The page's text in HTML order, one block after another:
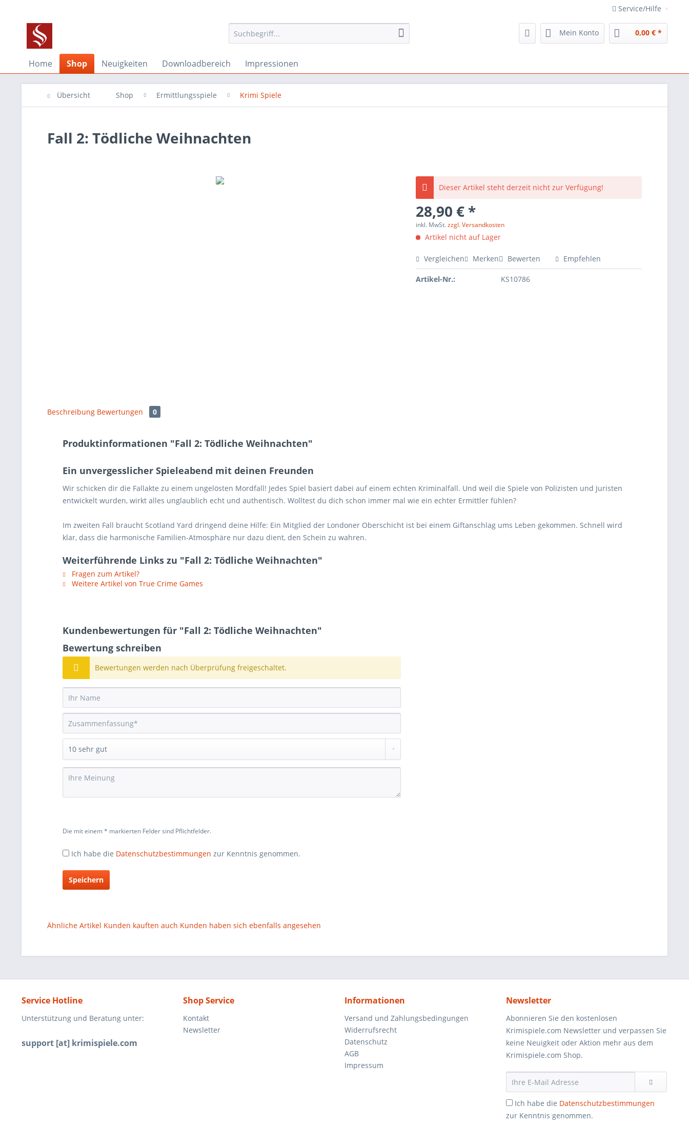
Service/Hilfe
Mein Konto 0,00 € *
Home Shop Neuigkeiten Downloadbereich Impressionen
Übersicht Shop Ermittlungsspiele Krimi Spiele
Fall 2: Tödliche Weihnachten
Dieser Artikel steht derzeit nicht zur Verfügung!
28,90 € *
inkl. MwSt.zzgl. Versandkosten
Artikel nicht auf Lager
Vergleichen Merken Bewerten Empfehlen
Artikel-Nr.: KS10786
Beschreibung Bewertungen 0
Produktinformationen "Fall 2: Tödliche Weihnachten"
Ein unvergesslicher Spieleabend mit deinen Freunden
Wir schicken dir die Fallakte zu einem ungelösten Mordfall! Jedes Spiel basiert dabei auf einem echten Kriminalfall. Und weil die Spiele von Polizisten und Juristen
entwickelt wurden, wirkt alles unglaublich echt und authentisch. Wolltest du dich schon immer mal wie ein echter Ermittler fühlen?
Im zweiten Fall braucht Scotland Yard dringend deine Hilfe: Ein Mitglied der Londoner Oberschicht ist bei einem Giftanschlag ums Leben gekommen. Schnell wird
klar, dass die harmonische Familien-Atmosphäre nur dazu dient, den Schein zu wahren.
Weiterführende Links zu "Fall 2: Tödliche Weihnachten"
Fragen zum Artikel?
Weitere Artikel von True Crime Games
Kundenbewertungen für "Fall 2: Tödliche Weihnachten"
Bewertung schreiben
Bewertungen werden nach Überprüfung freigeschaltet.
Die mit einem * markierten Felder sind Pflichtfelder.
Ich habe die Datenschutzbestimmungen zur Kenntnis genommen.
Speichern
Ähnliche Artikel Kunden kauften auch Kunden haben sich ebenfalls angesehen
Service Hotline
Unterstützung und Beratung unter:
support [at] krimispiele.com
Shop Service
Kontakt
Newsletter
Informationen
Versand und Zahlungsbedingungen
Widerrufsrecht
Datenschutz
AGB
Impressum
Newsletter
Abonnieren Sie den kostenlosen
Krimispiele.com Newsletter und verpassen Sie
keine Neuigkeit oder Aktion mehr aus dem
Krimispiele.com Shop.
Ich habe die Datenschutzbestimmungen
zur Kenntnis genommen.